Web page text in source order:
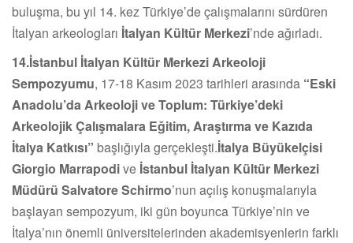
buluşma, bu yıl 14. kez Türkiye’de çalışmalarını sürdüren
İtalyan arkeologları İtalyan Kültür Merkezi’nde ağırladı.
14.İstanbul İtalyan Kültür Merkezi Arkeoloji
Sempozyumu, 17-18 Kasım 2023 tarihleri arasında “Eski
Anadolu’da Arkeoloji ve Toplum: Türkiye’deki
Arkeolojik Çalışmalara Eğitim, Araştırma ve Kazıda
İtalya Katkısı” başlığıyla gerçekleşti.İtalya Büyükelçisi
Giorgio Marrapodive İstanbul İtalyan Kültür Merkezi
Müdürü Salvatore Schirmo’nun açılış konuşmalarıyla
başlayan sempozyum, iki gün boyunca Türkiye’nin ve
İtalya’nın önemli üniversitelerinden akademisyenlerin farklı